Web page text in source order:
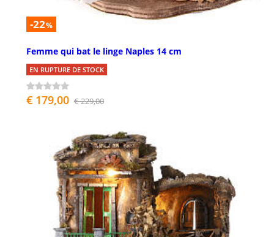
-22%
Femme qui bat le linge Naples 14 cm
EN RUPTURE DE STOCK
€ 179,00 € 229,00